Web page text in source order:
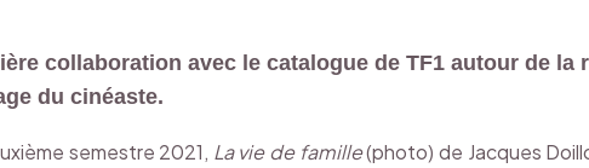
collaboration avec le catalogue de TF1 autour de la
du cinéaste.
semestre 2021, La vie de famille(photo) de Jacques